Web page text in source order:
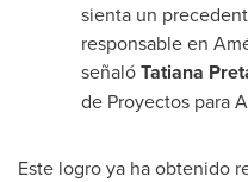
sienta un
responsable en
señalóTatiana
de Proyectos para
Este logro ya ha obtenido